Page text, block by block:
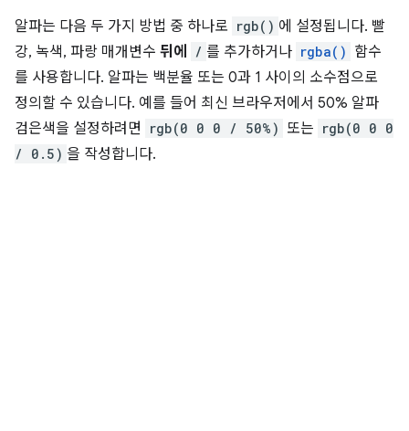
알파는 다음 두 가지 방법 중 하나로 rgb() 에 설정됩니다. 빨
강, 녹색, 파랑 매개변수 뒤에 / 를 추가하거나 rgba() 함수
를 사용합니다. 알파는 백분율 또는 0과 1 사이의 소수점으로
정의할 수 있습니다. 예를 들어 최신 브라우저에서 50% 알파
검은색을 설정하려면
rgb(0 0 0 / 50%) 또는 rgb(0 0 0
/ 0.5) 을 작성합니다.